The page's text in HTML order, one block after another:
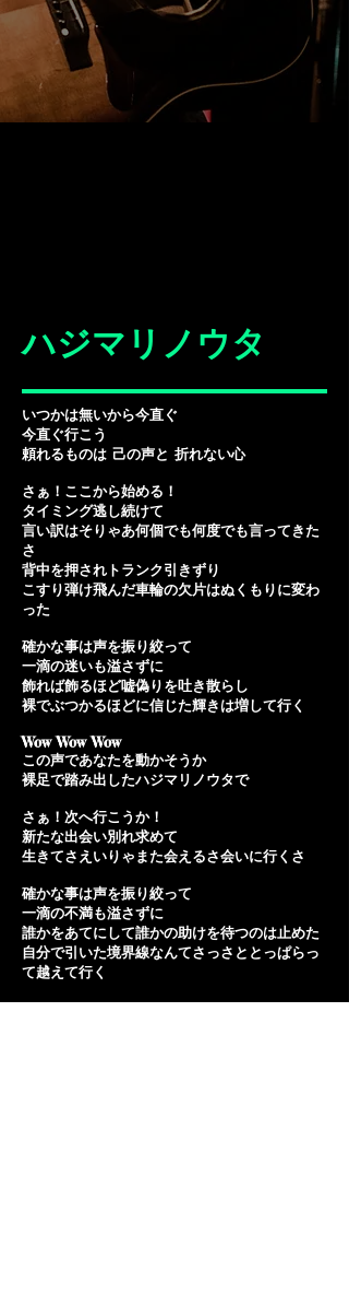
ハジマリノウタ
いつかは無いから今直ぐ
今直ぐ行こう
頼れるものは 己の声と 折れない心
さぁ！ここから始める！
タイミング逃し続けて
言い訳はそりゃあ何個でも何度でも言ってきた
さ
背中を押されトランク引きずり
こすり弾け飛んだ車輪の欠片はぬくもりに変わ
った
確かな事は声を振り絞って
一滴の迷いも溢さずに
飾れば飾るほど嘘偽りを吐き散らし
裸でぶつかるほどに信じた輝きは増して行く
Wow Wow Wow
この声であなたを動かそうか
裸足で踏み出したハジマリノウタで
さぁ！次へ行こうか！
新たな出会い別れ求めて
生きてさえいりゃまた会えるさ会いに行くさ
確かな事は声を振り絞って
一滴の不満も溢さずに
誰かをあてにして誰かの助けを待つのは止めた
自分で引いた境界線なんてさっさととっぱらっ
て越えて行く